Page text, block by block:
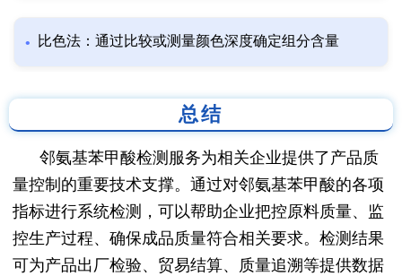
比色法：通过比较或测量颜色深度确定组分含量
总结
邻氨基苯甲酸检测服务为相关企业提供了产品质
量控制的重要技术支撑。通过对邻氨基苯甲酸的各项
指标进行系统检测，可以帮助企业把控原料质量、监
控生产过程、确保成品质量符合相关要求。检测结果
可为产品出厂检验、贸易结算、质量追溯等提供数据